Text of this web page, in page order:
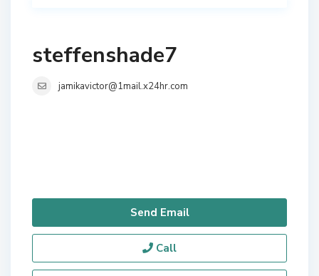
steffenshade7
jamikavictor@1mail.x24hr.com
Send Email
Call